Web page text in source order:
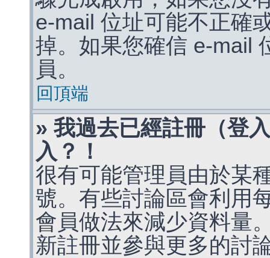
e-mail 位址可能不正確
掉。如果您確信 e-mail
員。
回頂端
» 我過去已經註冊（登
入？！
很有可能管理員由於某
號。有些討論區會利用
會員做法來減少資料量
新註冊並參與更多的討